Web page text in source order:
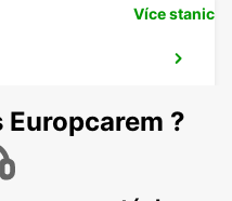
Více stanic
?